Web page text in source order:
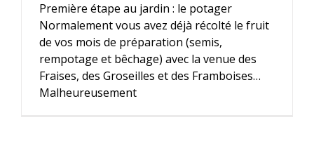
Première étape au jardin : le potager
Normalement vous avez déjà récolté le fruit
de vos mois de préparation (semis,
rempotage et bêchage) avec la venue des
Fraises, des Groseilles et des Framboises…
Malheureusement